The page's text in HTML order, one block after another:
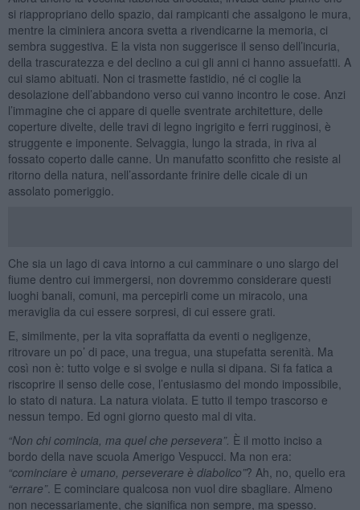
si riappropriano dello spazio, dai rampicanti che assalgono le mura,
mentre la ciminiera ancora svetta a rivendicarne la memoria, ci
sembra suggestiva. E la vista non suggerisce il senso dell’incuria,
della trascuratezza e del declino a cui gli anni ci hanno assuefatti. A
cui siamo abituati. Non ci trasmette fastidio, né ci coglie la
desolazione dell’abbandono verso cui vanno incontro le cose. Anzi
l’immagine che ci appare di quelle sventrate architetture, delle
coperture divelte, delle travi di legno ingrigito e ferri rugginosi, è
struggente e imponente. Selvaggia, lungo la strada, in riva al
fossato coperto dalle canne. Un manufatto sconfitto che resiste al
ritorno della natura, nell’assordante frinire delle cicale di un
assolato pomeriggio.
Che sia un lago di cava intorno a cui camminare o uno slargo del
fiume dentro cui immergersi, non dovremmo considerare questi
luoghi banali, comuni, ma percepirli come un miracolo, una
meraviglia da cui essere sorpresi, di cui essere grati.
E, similmente, per la vita sopraffatta da eventi o negligenze,
ritrovare un po’ di pace, una tregua, una stupefatta serenità. Ma
così non è: tutto volge e si svolge e nulla si dipana. Si fa fatica a
riscoprire il senso delle cose, l’entusiasmo del mondo impossibile,
lo stato di natura. La natura violata. E tutto il tempo trascorso e
nessun tempo. Ed ogni giorno questo mal di vita.
“Non chi comincia, ma quel che persevera”. È il motto inciso a
bordo della nave scuola Amerigo Vespucci. Ma non era:
“cominciare è umano, perseverare è diabolico”? Ah, no, quello era
“errare”. E cominciare qualcosa non vuol dire sbagliare. Almeno
non necessariamente, che significa non sempre, ma spesso.